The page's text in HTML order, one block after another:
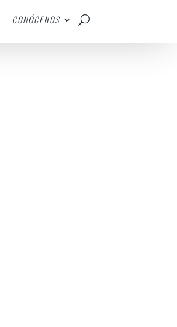
CONÓCENOS